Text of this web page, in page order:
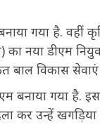
गया है. वहीं
का नया डीएम
बाल विकास
गया है.
कर उन्हें